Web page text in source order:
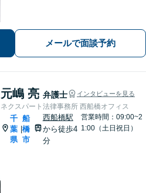
親身にサポートし解決へ。【企業勤め
経験有の弁護士】メールで面談予約
元嶋 亮 弁護士 インタビューを見る
ネクスパート法律事務所 西船橋オフィス
千
葉
県
|
船
橋
市
西船橋駅
から徒歩4
分
営業時間：09:00~2
1:00（土日祝日）